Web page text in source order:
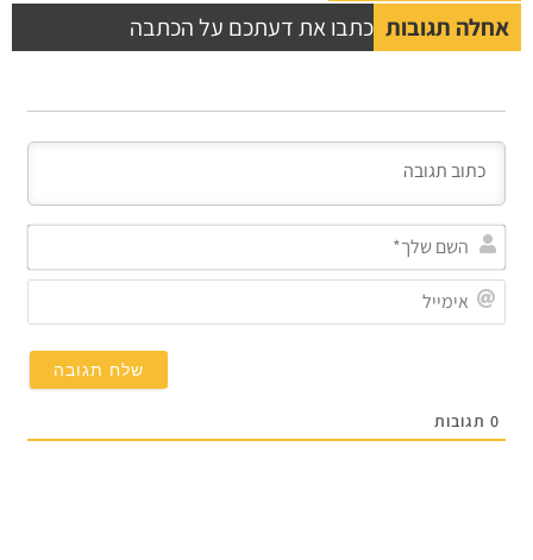
תגובות כתבו את דעתכם על הכתבה
שלך*
תגובות